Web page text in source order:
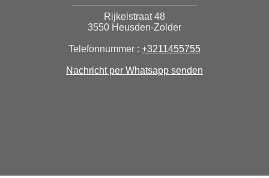
Rijkelstraat 48
3550 Heusden-Zolder
Telefonnummer : +3211455755
Nachricht per Whatsapp senden